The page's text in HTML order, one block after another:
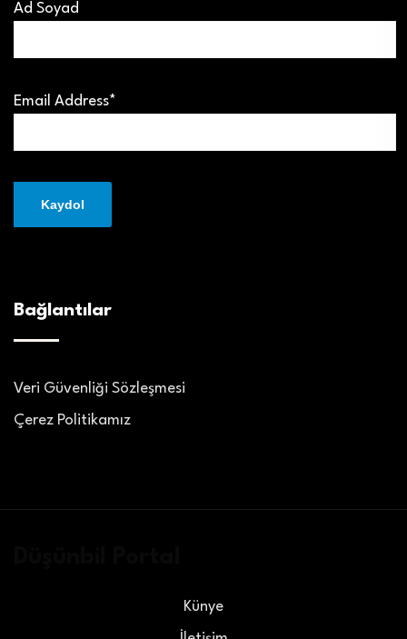
Ad Soyad
Email Address*
Bağlantılar
Veri Güvenliği Sözleşmesi
Çerez Politikamız
Künye